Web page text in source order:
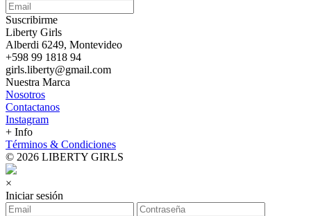
Suscribirme
Liberty Girls
Alberdi 6249, Montevideo
+598 99 1818 94
girls.liberty@gmail.com
Nuestra Marca
Nosotros
Contactanos
Instagram
+ Info
Términos & Condiciones
© 2026 LIBERTY GIRLS
×
Iniciar sesión